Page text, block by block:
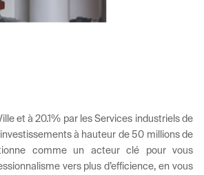
et à 20.1% par les Services industriels de
à hauteur de 50 millions de
comme un acteur clé pour vous
vers plus d’efficience, en vous